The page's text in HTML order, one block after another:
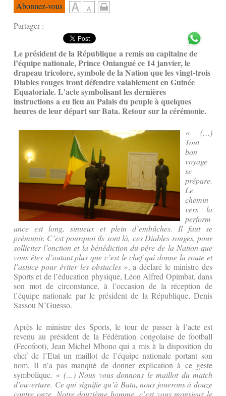
Abonnez-vous
Partager :
Le président de la République a remis au capitaine de
l’équipe nationale, Prince Oniangué ce 14 janvier, le
drapeau tricolore, symbole de la Nation que les vingt-trois
Diables rouges iront défendre valablement en Guinée
Equatoriale. L’acte symbolisant les dernières
instructions a eu lieu au Palais du peuple à quelques
heures de leur départ sur Bata.Retour sur la cérémonie.
« (…)
Tout
bon
voyage
se
prépare.
Le
chemin
vers la
perform
ance est long, sinueux et plein d’embûches. Il faut se
prémunir. C’est pourquoi ils sont là, ces Diables rouges, pour
solliciter l’onction et la bénédiction du père de la Nation que
vous êtes d’autant plus que c’est le chef qui donne la route et
l’astuce pour éviter les obstacles », a déclaré le ministre des
Sports et de l’éducation physique, Léon Alfred Opimbat, dans
son mot de circonstance, à l’occasion de la réception de
l’équipe nationale par le président de la République, Denis
Sassou N’Guesso.
Après le ministre des Sports, le tour de passer à l’acte est
revenu au président de la Fédération congolaise de football
(Fecofoot), Jean Michel Mbono qui a mis à la disposition du
chef de l’Etat un maillot de l’équipe nationale portant son
nom. Il n’a pas manqué de donner explication à ce geste
symbolique. « (…) Nous vous donnons le maillot du match
d’ouverture. Ce qui signifie qu’à Bata, nous jouerons à douze
contre onze. Notre douzième homme, c’est vous monsieur le